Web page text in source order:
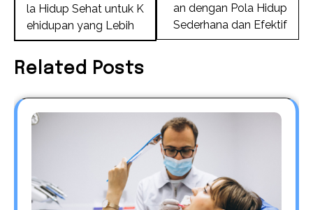
la Hidup Sehat untuk K
ehidupan yang Lebih
an dengan Pola Hidup
Sederhana dan Efektif
Related Posts